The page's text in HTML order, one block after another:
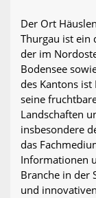
Der Ort
Thurgau ist ein
der im
Bodensee
des Kantons
seine
Landschaften
insbesondere
das
Informationen
Branche in der
und